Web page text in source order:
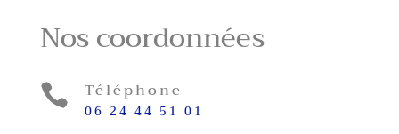
Nos coordonnées
 Téléphone
06 24 44 51 01